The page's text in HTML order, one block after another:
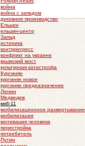
война
война с западом
духовное производство
Ельцин
ельцин-центр
Запад
истерика
контррегресс
конфликт на украине
крымский мост
культурная катастрофа
Кургинян
кургинян новое
кургинян предназначение
Ленин
Медведев
мкб-11
мобилизационное развертывание
мобилизация
мотивация человека
перестройка
потребитель
Путин